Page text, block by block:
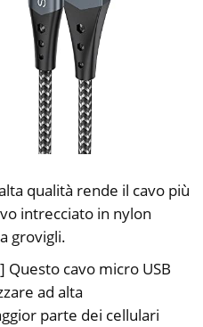
qualità rende il cavo più
intrecciato in nylon
grovigli.
cavo micro USB
ad alta
parte dei cellulari